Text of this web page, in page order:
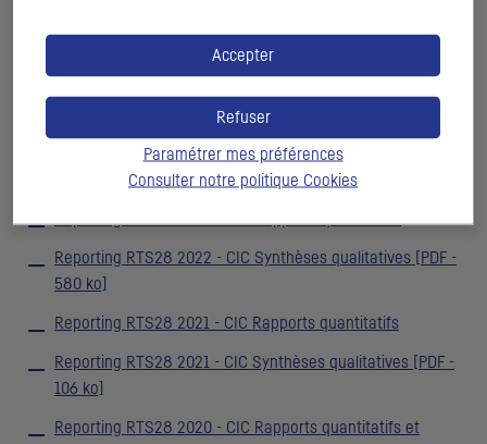
28 2023 -CICRapports quantitatifs
RTS272023 – activité Solutions Globales
d’Exécution deCIC Market Solutions
ReportingRTS28 2022 -CICRapports quantitatifs
Reporting RTS28 2022 - CIC Synthèses qualitatives [ PDF -
580 ko]
Reporting RTS28 2021 - CIC Rapports quantitatifs
Reporting RTS28 2021 - CIC Synthèses qualitatives [ PDF -
106 ko]
Reporting RTS28 2020 - CIC Rapports quantitatifs et
Accepter
Refuser
Paramétrer mes préférences
Consulter notre politique Cookies